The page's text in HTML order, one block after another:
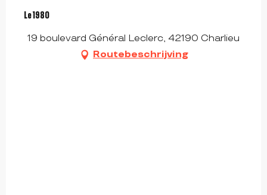
Le 1980
19 boulevard Général Leclerc, 42190 Charlieu
Routebeschrijving